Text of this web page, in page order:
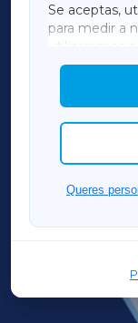
Se aceptas,
para medir a
utilizaremos
mostrar
Así mesmo,
cookies que
Queres